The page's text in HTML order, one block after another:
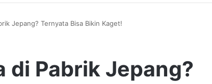
Jepang? Ternyata Bisa Bikin Kaget!
di Pabrik Jepang?